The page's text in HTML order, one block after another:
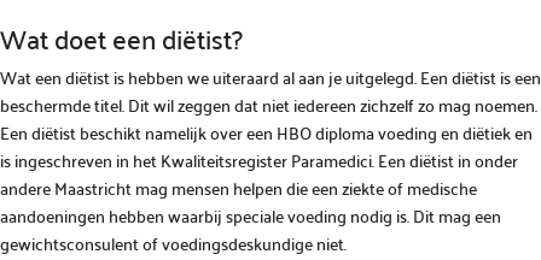
Wat doet een diëtist?
Wat een diëtist is hebben we uiteraard al aan je uitgelegd. Een diëtist is een
beschermde titel. Dit wil zeggen dat niet iedereen zichzelf zo mag noemen.
Een diëtist beschikt namelijk over een HBO diploma voeding en diëtiek en
is ingeschreven in het Kwaliteitsregister Paramedici. Een diëtist in onder
andere Maastricht mag mensen helpen die een ziekte of medische
aandoeningen hebben waarbij speciale voeding nodig is. Dit mag een
gewichtsconsulent of voedingsdeskundige niet.